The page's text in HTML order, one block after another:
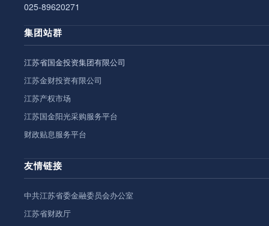
025-89620271
集团站群
江苏省国金投资集团有限公司
江苏金财投资有限公司
江苏产权市场
江苏国金阳光采购服务平台
财政贴息服务平台
友情链接
中共江苏省委金融委员会办公室
江苏省财政厅